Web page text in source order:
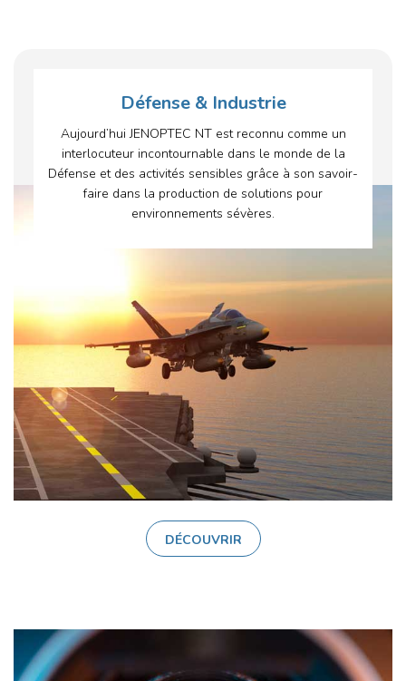
Défense & Industrie
Aujourd’hui JENOPTEC NT est reconnu comme un
interlocuteur incontournable dans le monde de la
Défense et des activités sensibles grâce à son savoir-
faire dans la production de solutions pour
environnements sévères.
DÉCOUVRIR